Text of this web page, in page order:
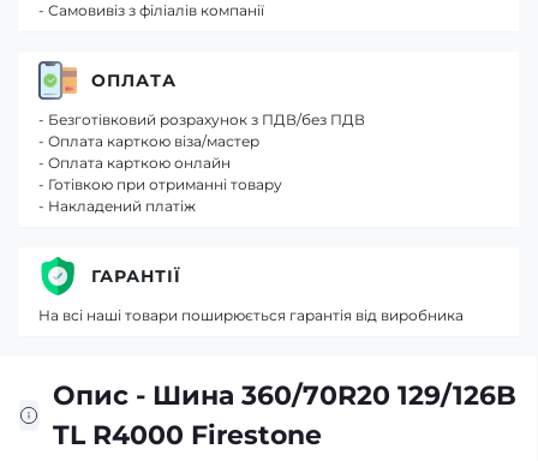
Опис - Шина 360/70R20 129/126B
TL R4000 Firestone
- Самовивіз з філіалів компанії
ОПЛАТА
- Безготівковий розрахунок з ПДВ/без ПДВ
- Оплата карткою віза/мастер
- Оплата карткою онлайн
- Готівкою при отриманні товару
- Накладений платіж
ГАРАНТІЇ
На всі наші товари поширюється гарантія від виробника